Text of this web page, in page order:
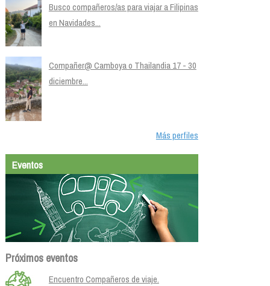
Busco compañeros/as para viajar a Filipinas
en Navidades...
Compañer@ Camboya o Thailandia 17 - 30
diciembre...
Más perfiles
Eventos
Próximos eventos
Encuentro Compañeros de viaje.